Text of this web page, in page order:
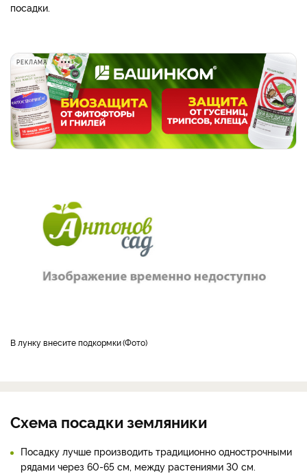
посадки.
РЕКЛАМА
В лунку внесите подкормки Фото
Схема посадки земляники
Посадку лучше производить традиционно однострочными
рядами через 60-65 см, между растениями 30 см.